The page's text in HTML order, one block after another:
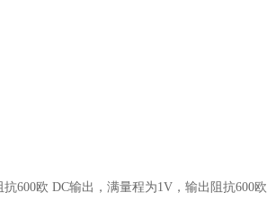
600欧 DC输出，满量程为1V，输出阻抗600欧